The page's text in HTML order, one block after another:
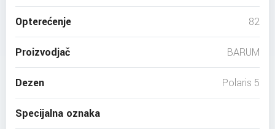
Opterećenje 82
Proizvodjač BARUM
Dezen Polaris 5
Specijalna oznaka